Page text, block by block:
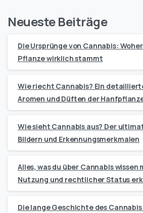
Neueste Beiträge
Die Ursprünge von Cannabis:
Pflanze wirklich stammt
Wie riecht Cannabis? Ein
Aromen und Düften der
Wie sieht Cannabis aus? Der
Bildern und Erkennungsmerkmalen
Alles, was du über Cannabis wissen
Nutzung und rechtlicher Status
Die lange Geschichte des